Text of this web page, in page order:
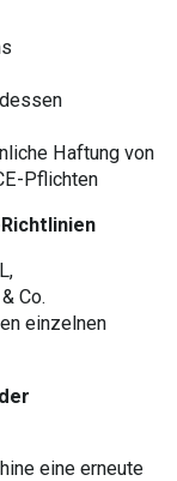
Haftung von
Pflichten
Co.
einzelnen
eine erneute